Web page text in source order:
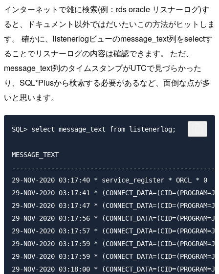
インターネットで雑に検索(例：rds oracle リスナーログ)す
ると、ドキュメント以外ではだいたいこの方法がヒットしま
す。 確かに、listenerlogビューのmessage_text列をselectす
ることでリスナーログの内容は確認できます。 ただ、
message_text列のタイムスタンプがUTCで見づらかった
り、SQL*Plusから検索する必要があるなど、面倒な点が多
いと思います。
SQL> select message_text from listenerlog;
MESSAGE_TEXT
29-NOV-2020 03:17:40 * service_register * ORCL * 0
29-NOV-2020 03:17:41 *
29-NOV-2020 03:17:47 *
29-NOV-2020 03:17:56 *
29-NOV-2020 03:17:57 *
29-NOV-2020 03:17:59 *
29-NOV-2020 03:17:59 *
29-NOV-2020 03:18:00 *